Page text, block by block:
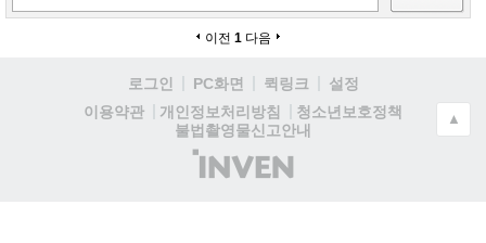
이전 1 다음
로그인 PC화면 퀵링크
설정
이용약관
개인정보처리방침
청소년보호정책
불법촬영물신고안내
(주)
인
▲